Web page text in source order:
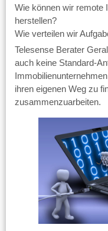
Wie können wir remote
herstellen?
Wie verteilen wir
Telesense Berater
auch keine Standard-
ihren eigenen Weg zu
zusammenzuarbeiten.